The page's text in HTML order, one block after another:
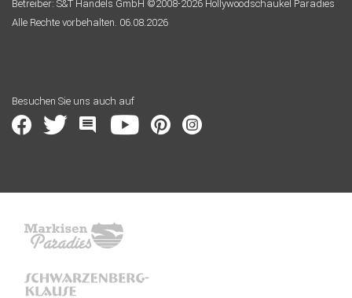
Betreiber: S&T Handels GmbH ©2008-2026 Hollywoodschaukel Paradies
Alle Rechte vorbehalten. 06.08.2026
Besuchen Sie uns auch auf